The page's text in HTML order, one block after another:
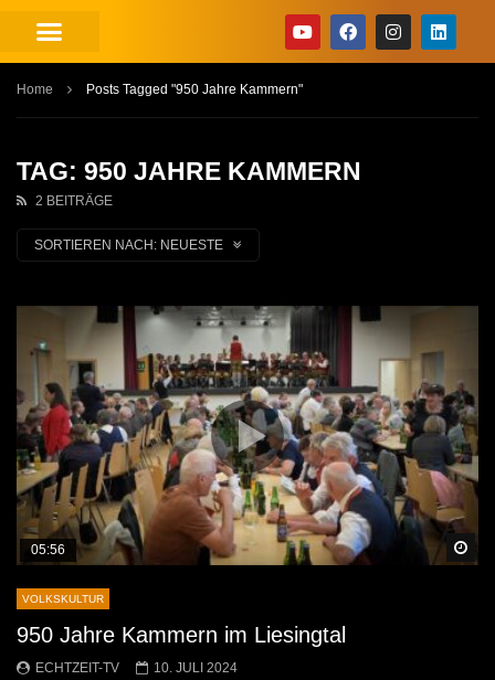
Home Posts Tagged "950 Jahre Kammern"
TAG: 950 JAHRE KAMMERN
2 BEITRÄGE
SORTIEREN NACH: NEUESTE
05:56
VOLKSKULTUR
950 Jahre Kammern im Liesingtal
ECHTZEIT-TV 10. JULI 2024